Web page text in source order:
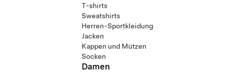
T-shirts
Sweatshirts
Herren-Sportkleidung
Jacken
Kappen und Mützen
Socken
Damen